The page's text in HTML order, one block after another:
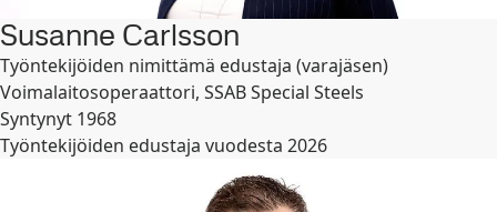
Susanne Carlsson
Työntekijöiden nimittämä edustaja (varajäsen)
Voimalaitosoperaattori, SSAB Special Steels
Syntynyt 1968
Työntekijöiden edustaja vuodesta 2026